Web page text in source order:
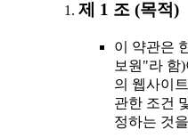
제 1 조 (목적)
이 약관은
보원"라 함
의 웹사이
관한 조건
정하는 것